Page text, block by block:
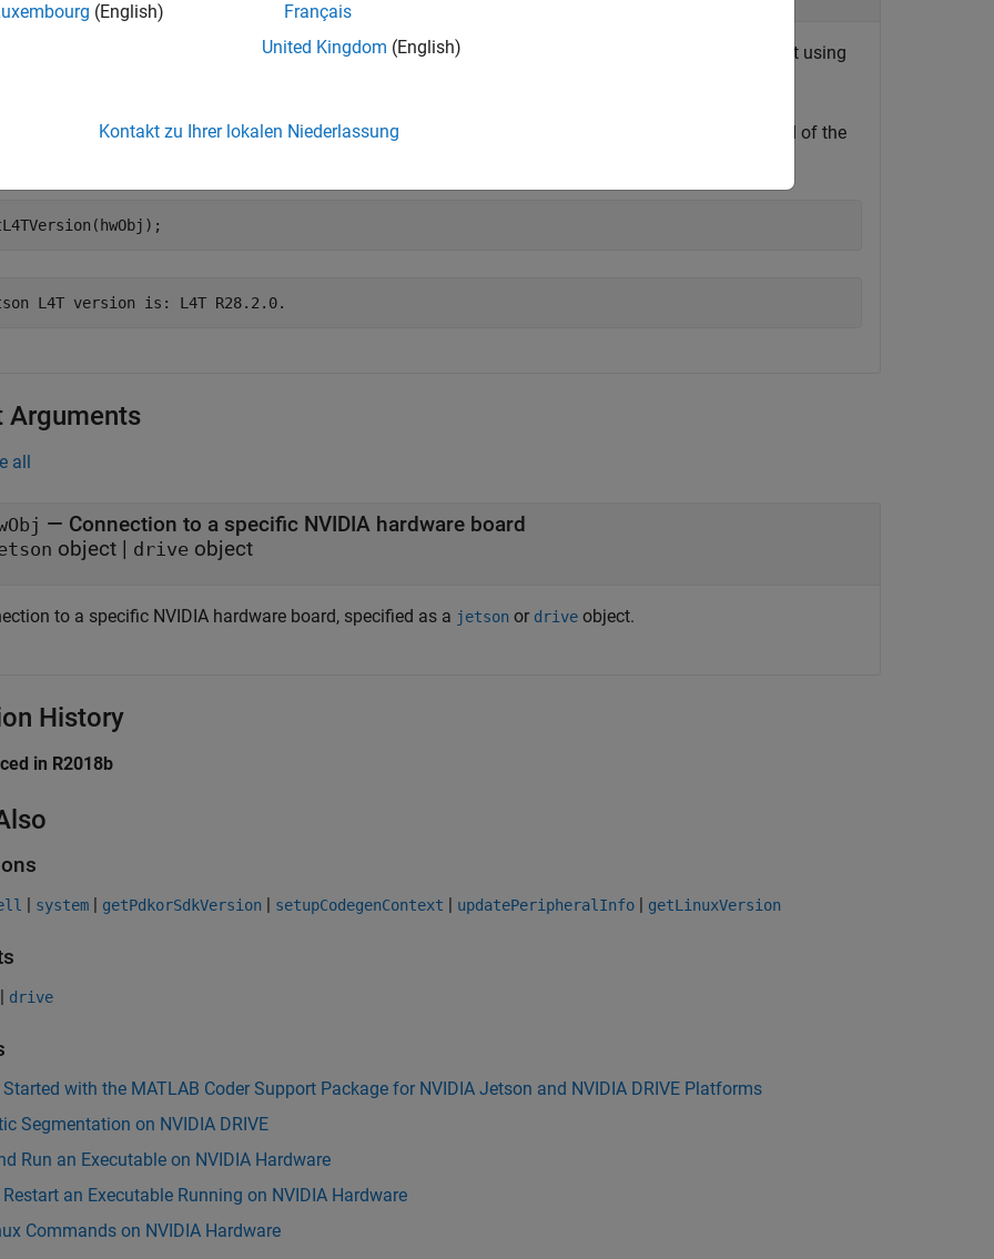
can check the L4T version currently installed on the Jetson™ hardware from the MATLAB
environment using
a live hardware connection object, provide the host name or IP address, user name, and password of the
L4T version is: L4T R28.2.0.
Arguments
all
— Connection to a specific NVIDIA hardware board
object | drive object
to a specific NVIDIA hardware board, specified as a jetson or drive object.
History
in R2018b
| system | getPdkorSdkVersion | setupCodegenContext | updatePeripheralInfo | getLinuxVersion
| drive
with the MATLAB Coder Support Package for NVIDIA Jetson and NVIDIA DRIVE Platforms
Segmentation on NVIDIA DRIVE
Run an Executable on NVIDIA Hardware
an Executable Running on NVIDIA Hardware
Commands on NVIDIA Hardware
(English)
Français
United Kingdom (English)
Kontakt zu Ihrer lokalen Niederlassung